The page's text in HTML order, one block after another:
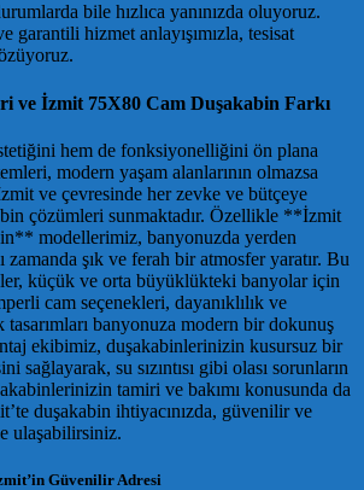
bile hızlıca yanınızda oluyoruz.
garantili hizmet anlayışımızla, tesisat
ve İzmit 75X80 Cam Duşakabin Farkı
hem de fonksiyonelliğini ön plana
modern yaşam alanlarının olmazsa
ve çevresinde her zevke ve bütçeye
çözümleri sunmaktadır. Özellikle **İzmit
modellerimiz, banyonuzda yerden
zamanda şık ve ferah bir atmosfer yaratır. Bu
küçük ve orta büyüklükteki banyolar için
cam seçenekleri, dayanıklılık ve
tasarımları banyonuza modern bir dokunuş
ekibimiz, duşakabinlerinizin kusursuz bir
sağlayarak, su sızıntısı gibi olası sorunların
tamiri ve bakımı konusunda da
duşakabin ihtiyacınızda, güvenilir ve
ulaşabilirsiniz.
Güvenilir Adresi